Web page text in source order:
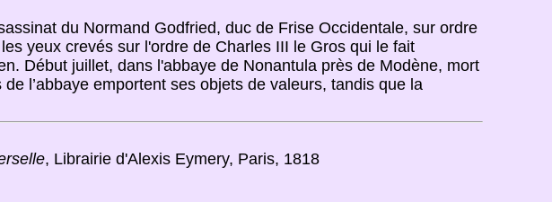
du Normand Godfried, duc de Frise Occidentale, sur ordre
yeux crevés sur l'ordre de Charles III le Gros qui le fait
Début juillet, dans l'abbaye de Nonantula près de Modène, mort
l’abbaye emportent ses objets de valeurs, tandis que la
, Librairie d'Alexis Eymery, Paris, 1818